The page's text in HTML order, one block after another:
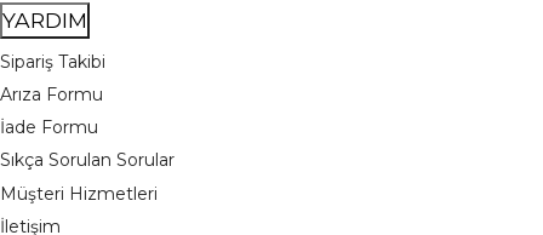
YARDIM
Sipariş Takibi
Arıza Formu
İade Formu
Sıkça Sorulan Sorular
Müşteri Hizmetleri
İletişim